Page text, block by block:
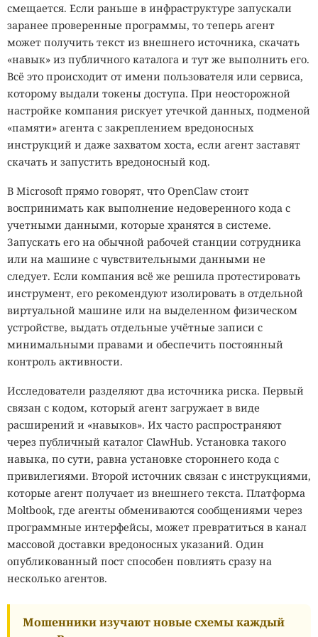
смещается. Если раньше в инфраструктуре запускали
заранее проверенные программы, то теперь агент
может получить текст из внешнего источника, скачать
«навык» из публичного каталога и тут же выполнить его.
Всё это происходит от имени пользователя или сервиса,
которому выдали токены доступа. При неосторожной
настройке компания рискует утечкой данных, подменой
«памяти» агента с закреплением вредоносных
инструкций и даже захватом хоста, если агент заставят
скачать и запустить вредоносный код.
В Microsoft прямо говорят, что OpenClaw стоит
воспринимать как выполнение недоверенного кода с
учетными данными, которые хранятся в системе.
Запускать его на обычной рабочей станции сотрудника
или на машине с чувствительными данными не
следует. Если компания всё же решила протестировать
инструмент, его рекомендуют изолировать в отдельной
виртуальной машине или на выделенном физическом
устройстве, выдать отдельные учётные записи с
минимальными правами и обеспечить постоянный
контроль активности.
Исследователи разделяют два источника риска. Первый
связан с кодом, который агент загружает в виде
расширений и «навыков». Их часто распространяют
через публичный каталог ClawHub. Установка такого
навыка, по сути, равна установке стороннего кода с
привилегиями. Второй источник связан с инструкциями,
которые агент получает из внешнего текста. Платформа
Moltbook, где агенты обмениваются сообщениями через
программные интерфейсы, может превратиться в канал
массовой доставки вредоносных указаний. Один
опубликованный пост способен повлиять сразу на
несколько агентов.
Мошенники изучают новые схемы каждый